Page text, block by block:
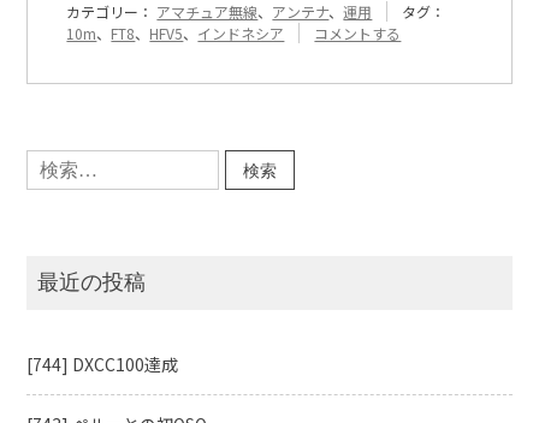
カテゴリー： アマチュア無線、 アンテナ、運用
タグ：
10m、 FT8、 HFV5、 インドネシア
『[181]
コメントする
検
索:
最近の投稿
[744] DXCC100達成